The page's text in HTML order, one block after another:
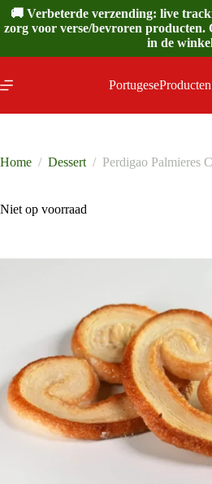
Ga
naar
de
🚚 Verbeterde verzending: live
zorg voor verse/bevroren producten.
in de
PortugeseProducten
Home / Dessert / Perdigao Palmieres
Niet op voorraad